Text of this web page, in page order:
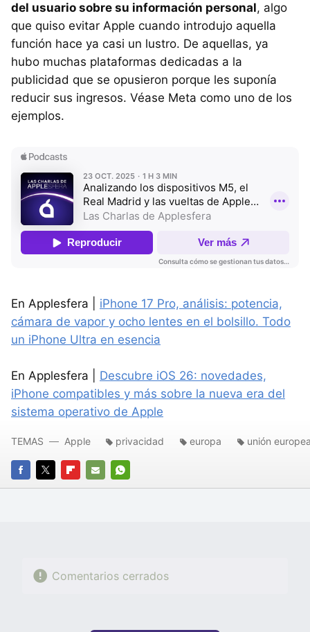
del usuario sobre su información personal, algo
que quiso evitar Apple cuando introdujo aquella
función hace ya casi un lustro. De aquellas, ya
hubo muchas plataformas dedicadas a la
publicidad que se opusieron porque les suponía
reducir sus ingresos. Véase Meta como uno de los
ejemplos.
En Applesfera | iPhone 17 Pro, análisis: potencia,
cámara de vapor y ocho lentes en el bolsillo. Todo
un iPhone Ultra en esencia
En Applesfera | Descubre iOS 26: novedades,
iPhone compatibles y más sobre la nueva era del
sistema operativo de Apple
FACEBOOK
TWITTERFLIPBOARD
E-
WHATSAPP
TEMAS Apple privacidad europa unión
Comentarios cerrados